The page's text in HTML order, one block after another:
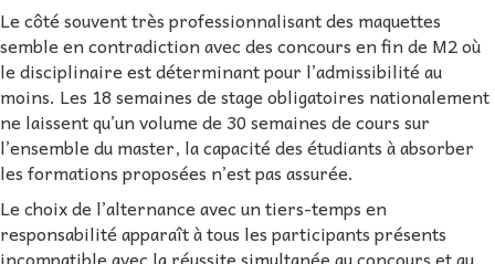
Le côté souvent très professionnalisant des maquettes
semble en contradiction avec des concours en fin de M2 où
le disciplinaire est déterminant pour l’admissibilité au
moins. Les 18 semaines de stage obligatoires nationalement
ne laissent qu’un volume de 30 semaines de cours sur
l’ensemble du master, la capacité des étudiants à absorber
les formations proposées n’est pas assurée.
Le choix de l’alternance avec un tiers-temps en
responsabilité apparaît à tous les participants présents